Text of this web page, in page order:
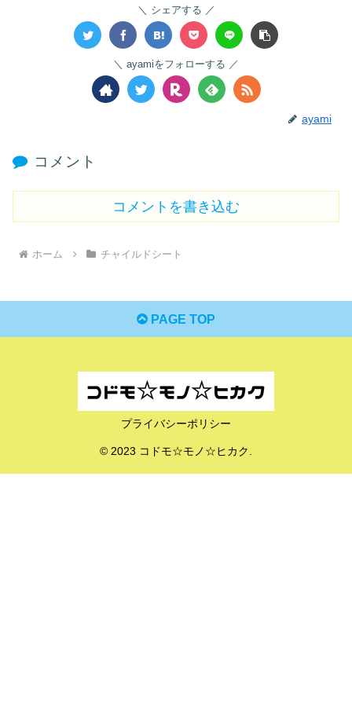
シェアする
ayamiをフォローする
ayami
コメント
コメントを書き込む
ホーム チャイルドシート
PAGE TOP
プライバシーポリシー
© 2023 コドモ☆モノ☆ヒカク.